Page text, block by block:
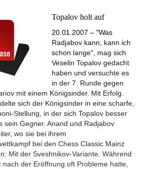
Topalov holt auf
20.01.2007 – "Was
Radjabov kann, kann ich
schon lange", mag sich
Veselin Topalov gedacht
haben und versuchte es
in der 7. Runde gegen
mit einem Königsinder. Mit Erfolg.
sich der Königsinder in eine scharfe,
Stellung, in der sich Topalov besser
sein Gegner. Anand und Radjabov
wo sie bei ihrem
bei den Chess Classic Mainz
Mit der Sveshnikov-Variante. Während
nach der Eröffnung oft Probleme hatte,